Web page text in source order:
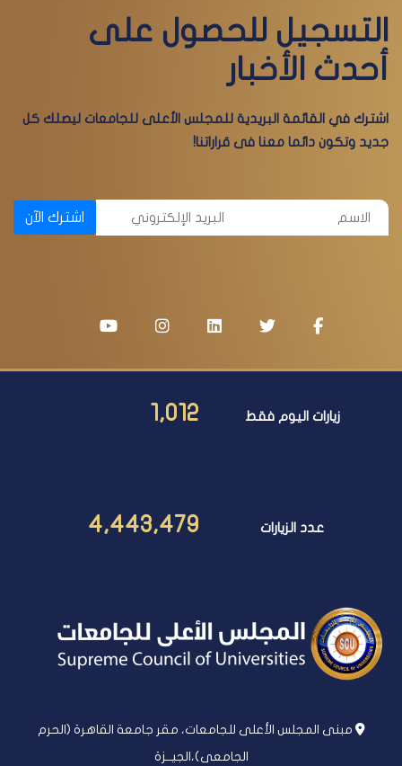
التسجيل للحصول على
أحدث الأخبار
اشترك في القائمة البريدية للمجلس الأعلى للجامعات ليصلك كل
جديد وتكون دائما معنا فى قراراتنا!
اشترك الآن
زيارات اليوم فقط 1,012
عدد الزيارات 4,443,479
مبنى المجلس الأعلى للجامعات، مقر جامعة القاهرة (الحرم
الجامعى)،الجيــزة